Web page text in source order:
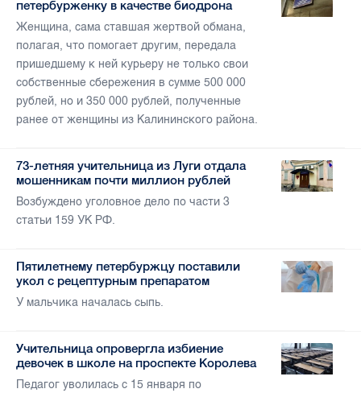
петербурженку в качестве биодрона
Женщина, сама ставшая жертвой обмана,
полагая, что помогает другим, передала
пришедшему к ней курьеру не только свои
собственные сбережения в сумме 500 000
рублей, но и 350 000 рублей, полученные
ранее от женщины из Калининского района.
73-летняя учительница из Луги отдала
мошенникам почти миллион рублей
Возбуждено уголовное дело по части 3
статьи 159 УК РФ.
Пятилетнему петербуржцу поставили
укол с рецептурным препаратом
У мальчика началась сыпь.
Учительница опровергла избиение
девочек в школе на проспекте Королева
Педагог уволилась с 15 января по